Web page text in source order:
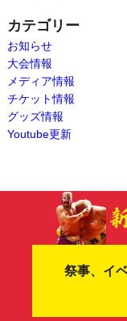
カテゴリー
お知らせ
大会情報
メディア情報
チケット情報
グッズ情報
Youtube更新
祭事、イ